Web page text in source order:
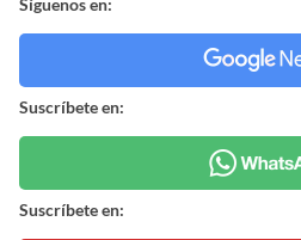
Suscríbete en:
Suscríbete en: